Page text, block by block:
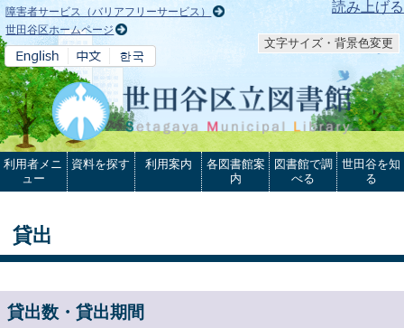
本文へ 読み上げる
障害者サービス（バリアフリーサービス）
世田谷区ホームページ
文字サイズ・背景色変更
利用者メニ
ュー
資料を探す 利用案内
各図書館案
内
図書館で調
べる
世田谷を知
る
貸出
貸出数・貸出期間